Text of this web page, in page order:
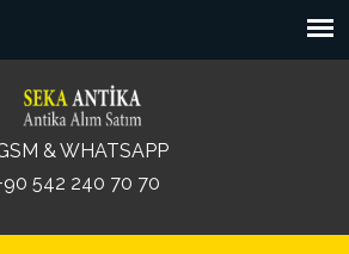
& WHATSAPP
542 240 70 70